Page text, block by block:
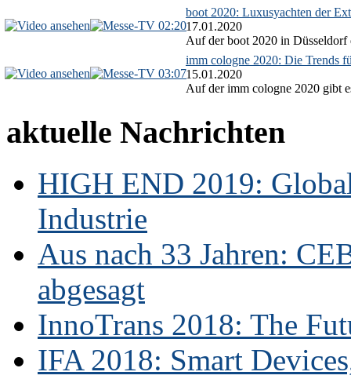
02:20
boot 2020: Luxusyachten der
17.01.2020
Auf der boot 2020 in Düsseldorf
03:07
imm cologne 2020: Die Trends
15.01.2020
Auf der imm cologne 2020 gibt
aktuelle Nachrichten
HIGH END 2019:
Industrie
Aus nach 33 Jahren:
abgesagt
InnoTrans 2018: The
IFA 2018: Smart